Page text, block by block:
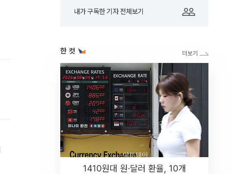
내가 구독한 기자 전체보기
한 컷
1410원대 원·달러 환율, 10개